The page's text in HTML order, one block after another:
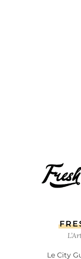
Le City